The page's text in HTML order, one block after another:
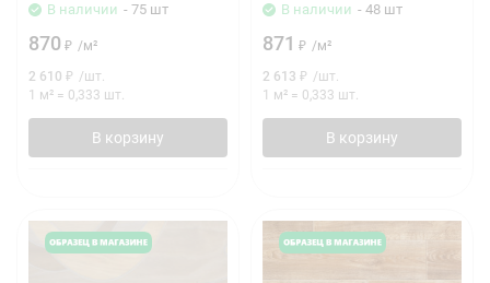
В наличии - 75 шт
870 ₽ /м²
2 610 ₽ /шт.
1 м² = 0,333 шт.
В корзину
В наличии - 48 шт
871 ₽ /м²
2 613 ₽ /шт.
1 м² = 0,333 шт.
В корзину